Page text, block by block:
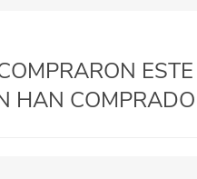
ESTE
HAN COMPRADO